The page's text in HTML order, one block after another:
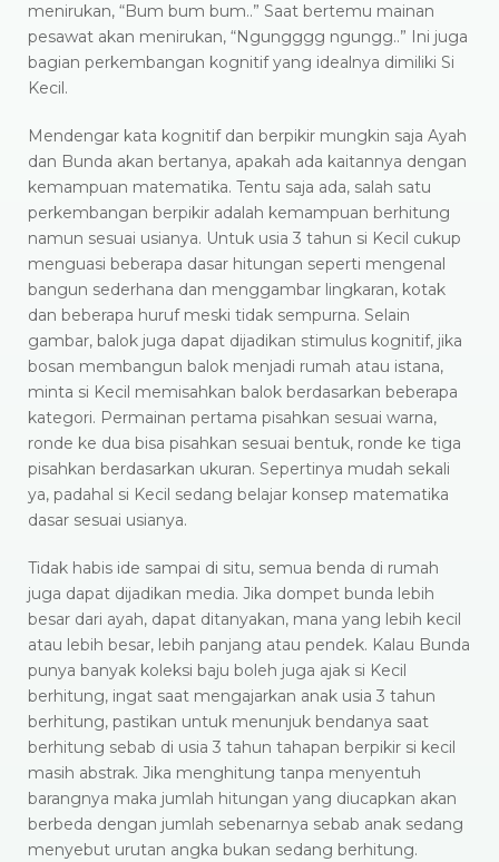
menirukan, “Bum bum bum..” Saat bertemu mainan
pesawat akan menirukan, “Ngungggg ngungg..” Ini juga
bagian perkembangan kognitif yang idealnya dimiliki Si
Kecil.
Mendengar kata kognitif dan berpikir mungkin saja Ayah
dan Bunda akan bertanya, apakah ada kaitannya dengan
kemampuan matematika. Tentu saja ada, salah satu
perkembangan berpikir adalah kemampuan berhitung
namun sesuai usianya. Untuk usia 3 tahun si Kecil cukup
menguasi beberapa dasar hitungan seperti mengenal
bangun sederhana dan menggambar lingkaran, kotak
dan beberapa huruf meski tidak sempurna. Selain
gambar, balok juga dapat dijadikan stimulus kognitif, jika
bosan membangun balok menjadi rumah atau istana,
minta si Kecil memisahkan balok berdasarkan beberapa
kategori. Permainan pertama pisahkan sesuai warna,
ronde ke dua bisa pisahkan sesuai bentuk, ronde ke tiga
pisahkan berdasarkan ukuran. Sepertinya mudah sekali
ya, padahal si Kecil sedang belajar konsep matematika
dasar sesuai usianya.
Tidak habis ide sampai di situ, semua benda di rumah
juga dapat dijadikan media. Jika dompet bunda lebih
besar dari ayah, dapat ditanyakan, mana yang lebih kecil
atau lebih besar, lebih panjang atau pendek. Kalau Bunda
punya banyak koleksi baju boleh juga ajak si Kecil
berhitung, ingat saat mengajarkan anak usia 3 tahun
berhitung, pastikan untuk menunjuk bendanya saat
berhitung sebab di usia 3 tahun tahapan berpikir si kecil
masih abstrak. Jika menghitung tanpa menyentuh
barangnya maka jumlah hitungan yang diucapkan akan
berbeda dengan jumlah sebenarnya sebab anak sedang
menyebut urutan angka bukan sedang berhitung.